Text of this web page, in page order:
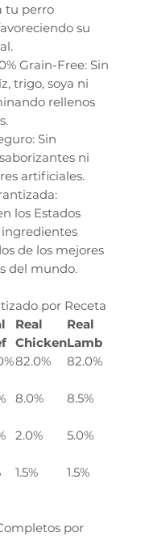
tu perro
su
Grain-Free: Sin
trigo, soya ni
rellenos
Sin
ni
artificiales.
los Estados
de los mejores
del mundo.
por Receta
Real
Chicken
Real
Lamb
82.0% 82.0%
8.0% 8.5%
2.0% 5.0%
1.5% 1.5%
por